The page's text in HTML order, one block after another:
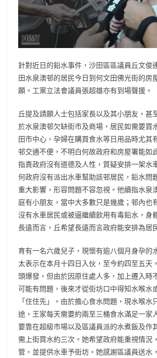
針對近日的鉛水事件，沙田區區議員丘文俊
田水泉澳邨的居民今日到何文田佛光街的房
願。工黨立法會議員張超雄亦有到場聲援。
丘提及請願人士包括家長以及其小朋友，甚
於水泉澳邨欠缺街市及商場，居民如需要買
田市中心，孕婦在購買食水等日用品時尤其
邨交通不便，不明白何故政府和房屋署能如
指責政府沒有道德及人性，質疑安排一架水
何政府沒有派出水車幫助該邨居民，鉛水問
重大影響，形容問題不容忽視。他續指水泉
庭有小朋友，當中大多數只是幾歲；邨內也
沒有水車居民或被逼繼續飲用有毒鉛水，身
長遠而言，丘希望長遠而言政府能安排為居
育有一名六歲兒子，現懷有逾八個月身孕的
太表示在本月十四日入伙，至今約四至五天
頭爆發，但由於因原住處人多，加上遷入時
可能有問題，後來才從街坊口中得知水喉水
「住住先」。由於擔心食水問題，現水喉水
途，王家每天需要約兩至三桶食水滿足一家
要靠在超級市場以及區議員派的水煮飯及作
需上街買水約三次。她希望政府能重視情況
管，並提供水車予街坊。她感謝區議員送水